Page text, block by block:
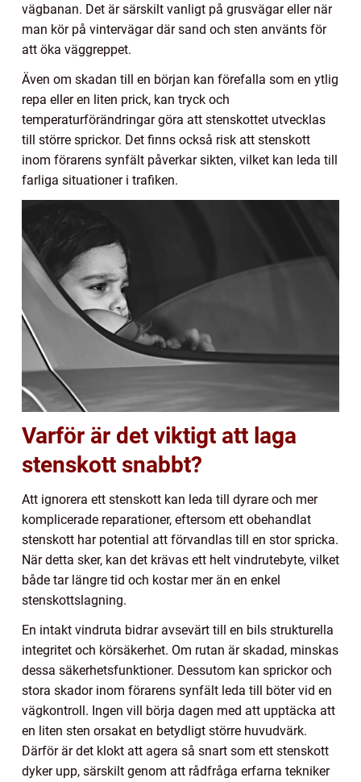
vägbanan. Det är särskilt vanligt på grusvägar eller när
man kör på vintervägar där sand och sten använts för
att öka väggreppet.
Även om skadan till en början kan förefalla som en ytlig
repa eller en liten prick, kan tryck och
temperaturförändringar göra att stenskottet utvecklas
till större sprickor. Det finns också risk att stenskott
inom förarens synfält påverkar sikten, vilket kan leda till
farliga situationer i trafiken.
Varför är det viktigt att laga
stenskott snabbt?
Att ignorera ett stenskott kan leda till dyrare och mer
komplicerade reparationer, eftersom ett obehandlat
stenskott har potential att förvandlas till en stor spricka.
När detta sker, kan det krävas ett helt vindrutebyte, vilket
både tar längre tid och kostar mer än en enkel
stenskottslagning.
En intakt vindruta bidrar avsevärt till en bils strukturella
integritet och körsäkerhet. Om rutan är skadad, minskas
dessa säkerhetsfunktioner. Dessutom kan sprickor och
stora skador inom förarens synfält leda till böter vid en
vägkontroll. Ingen vill börja dagen med att upptäcka att
en liten sten orsakat en betydligt större huvudvärk.
Därför är det klokt att agera så snart som ett stenskott
dyker upp, särskilt genom att rådfråga erfarna tekniker